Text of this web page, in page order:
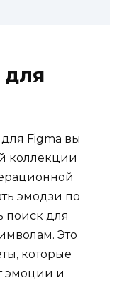
для
Figma вы
коллекции
эмодзи по
поиск для
Это
которые
эмоции и